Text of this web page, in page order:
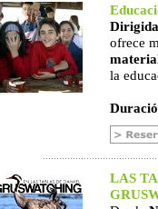
ofrece
la
LAS